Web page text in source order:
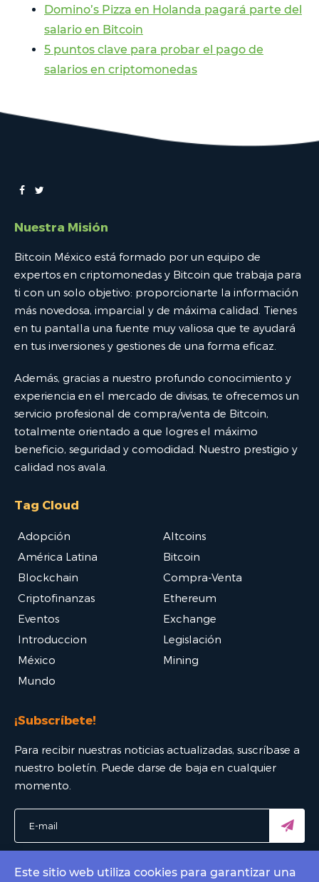
Domino’s Pizza en Holanda pagará parte del
salario en Bitcoin
5 puntos clave para probar el pago de
salarios en criptomonedas
Nuestra Misión
Bitcoin México está formado por un equipo de
expertos en criptomonedas y Bitcoin que trabaja para
ti con un solo objetivo: proporcionarte la información
más novedosa, imparcial y de máxima calidad. Tienes
en tu pantalla una fuente muy valiosa que te ayudará
en tus inversiones y gestiones de una forma eficaz.
Además, gracias a nuestro profundo conocimiento y
experiencia en el mercado de divisas, te ofrecemos un
servicio profesional de compra/venta de Bitcoin,
totalmente orientado a que logres el máximo
beneficio, seguridad y comodidad. Nuestro prestigio y
calidad nos avala.
Tag Cloud
Adopción
Altcoins
América Latina
Bitcoin
Blockchain
Compra-Venta
Criptofinanzas
Ethereum
Eventos
Exchange
Introduccion
Legislación
México
Mining
Mundo
¡Subscríbete!
Para recibir nuestras noticias actualizadas, suscríbase a
nuestro boletín. Puede darse de baja en cualquier
momento.
Este sitio web utiliza cookies para garantizar una